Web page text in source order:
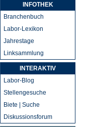
INFOTHEK
Branchenbuch
Labor-Lexikon
Jahrestage
Linksammlung
INTERAKTIV
Labor-Blog
Stellengesuche
Biete | Suche
Diskussionsforum